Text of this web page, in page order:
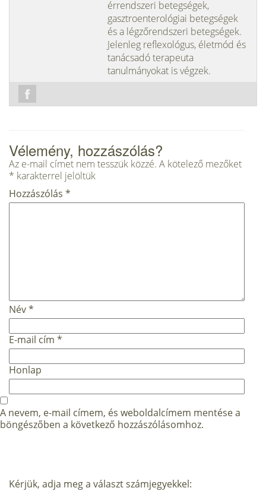
érrendszeri betegségek,
gasztroenterológiai betegségek
és a légzőrendszeri betegségek.
Jelenleg reflexológus, életmód és
tanácsadó terapeuta
tanulmányokat is végzek.
Vélemény, hozzászólás?
Az e-mail címet nem tesszük közzé. A kötelező mezőket
* karakterrel jelöltük
Hozzászólás *
Név*
E-mail cím *
Honlap
A nevem, e-mail címem, és weboldalcímem mentése a
böngészőben a következő hozzászólásomhoz.
Kérjük, adja meg a választ számjegyekkel: